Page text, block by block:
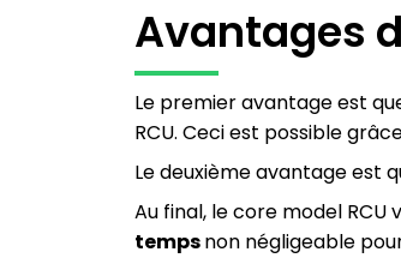
Avantages
Le premier avantage est
RCU. Ceci est possible
Le deuxième avantage est
Au final, le core model RCU
tempsnon négligeable